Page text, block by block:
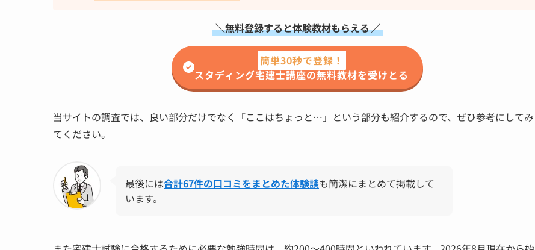
＼無料登録すると体験教材もらえる／
簡単30秒で登録！
スタディング宅建士講座の無料教材を受けとる
当サイトの調査では、良い部分だけでなく「ここはちょっと…」という部分も紹介するので、ぜひ参考にしてみ
てください。
最後には合計67件の口コミをまとめた体験談も簡潔にまとめて掲載して
います。